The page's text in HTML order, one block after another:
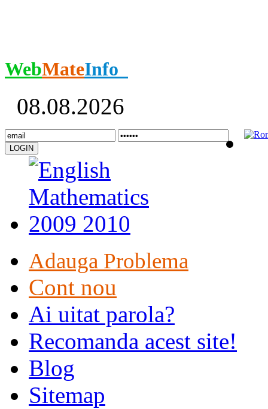
WebMateInfo
08.08.2026
Adauga Problema
Cont nou
Ai uitat parola?
Recomanda acest site!
Blog
Sitemap